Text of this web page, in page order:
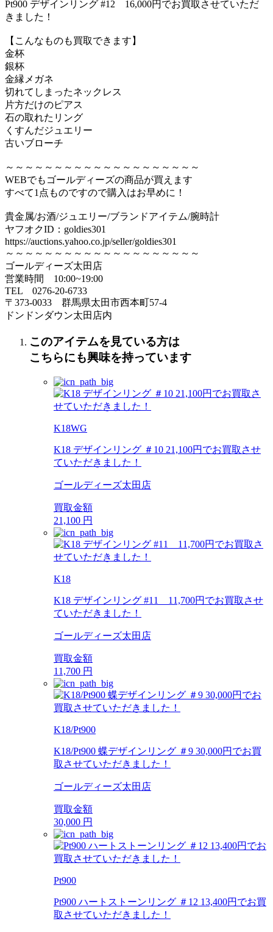
Pt900 デザインリング #12 16,000円でお買取させていただ
きました！
【こんなものも買取できます】
金杯
銀杯
金縁メガネ
切れてしまったネックレス
片方だけのピアス
石の取れたリング
くすんだジュエリー
古いブローチ
～～～～～～～～～～～～～～～～～～～～
WEBでもゴールディーズの商品が買えます
すべて1点ものですので購入はお早めに！
貴金属/お酒/ジュエリー/ブランドアイテム/腕時計
ヤフオクID：goldies301
https://auctions.yahoo.co.jp/seller/goldies301
～～～～～～～～～～～～～～～～～～～～
ゴールディーズ太田店
営業時間 10:00~19:00
TEL 0276‐20‐6733
〒373‐0033 群馬県太田市西本町57‐4
ドンドンダウン太田店内
このアイテムを見ている方は
こちらにも興味を持っています
K18WG
K18 デザインリング ＃10 21,100円でお買取させ
ていただきました！
ゴールディーズ太田店
買取金額
21,100 円
K18
K18 デザインリング #11 11,700円でお買取させ
ていただきました！
ゴールディーズ太田店
買取金額
11,700 円
K18/Pt900
K18/Pt900 蝶デザインリング ＃9 30,000円でお買
取させていただきました！
ゴールディーズ太田店
買取金額
30,000 円
Pt900
Pt900 ハートストーンリング ＃12 13,400円でお買
取させていただきました！